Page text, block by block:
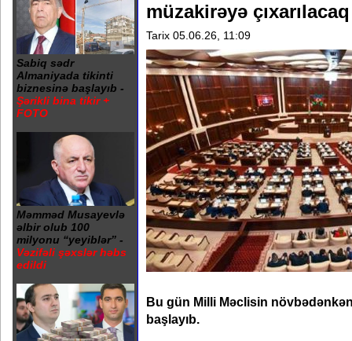
Sabiq sədr
Almaniyada tikinti
biznesinə başlayıb -
Şərikli bina tikir +
FOTO
Məmməd Musayevlə
əlbir olub 100
milyonu “yeyiblər” -
Vəzifəli şəxslər həbs
edildi
müzakirəyə çıxarılacaq
Tarix 05.06.26, 11:09
Bu gün Milli Məclisin
başlayıb.